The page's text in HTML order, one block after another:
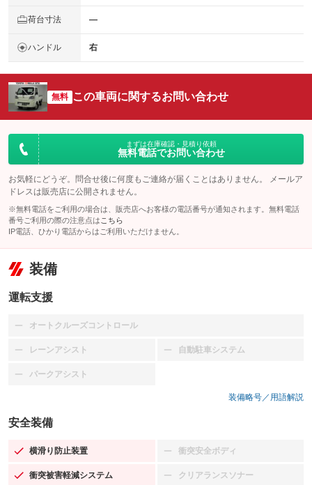
荷台寸法 ―
ハンドル 右
無料 この車両に関するお問い合わせ
まずは在庫確認・見積り依頼
無料電話でお問い合わせ
お気軽にどうぞ。問合せ後に何度もご連絡が届くことはありません。 メールア
ドレスは販売店に公開されません。
※無料電話をご利用の場合は、販売店へお客様の電話番号が通知されます。無料電話
番号ご利用の際の注意点は こちら
IP電話、ひかり電話からはご利用いただけません。
装備
運転支援
オートクルーズコントロール
：装備なし
レーンアシスト
：装備なし 自動駐車システム
：装備なし
パークアシスト
：装備なし
装備略号／用語解説
安全装備
横滑り防止装置
：装備あり 衝突安全ボディ
：装備なし
衝突被害軽減システム
：装備あり クリアランスソナー
：装備なし